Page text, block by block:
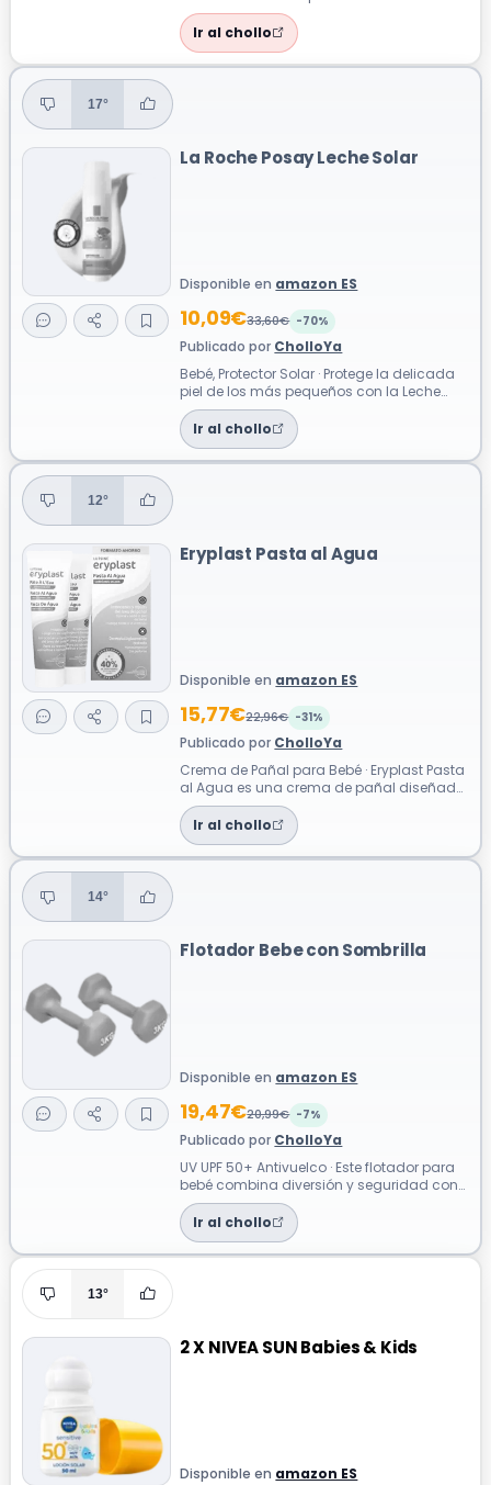
luz nocturna diseñada para ayudar ...
Ir al chollo
17°
La Roche Posay Leche Solar
Disponible en amazon ES
10,09€33,60€ -70%
Publicado por CholloYa
Bebé, Protector Solar · Protege la delicada
piel de los más pequeños con la Leche
Solar para Bebé SPF50+. Su fórmula ...
Ir al chollo
12°
Eryplast Pasta al Agua
Disponible en amazon ES
15,77€22,96€ -31%
Publicado por CholloYa
Crema de Pañal para Bebé · Eryplast Pasta
al Agua es una crema de pañal diseñada
para calmar, cuidar y proteger la pi...
Ir al chollo
14°
Flotador Bebe con Sombrilla
Disponible en amazon ES
19,47€20,99€ -7%
Publicado por CholloYa
UV UPF 50+ Antivuelco · Este flotador para
bebé combina diversión y seguridad con
su diseño de tiburón de dibujos ani...
Ir al chollo
13°
2 X NIVEA SUN Babies & Kids
Disponible en amazon ES